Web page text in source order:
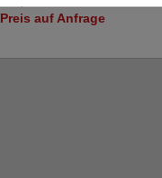
Preis auf Anfrage